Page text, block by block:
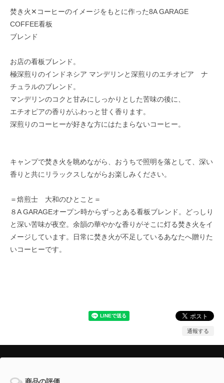
焚き火✕コーヒーのイメージをもとに作った8A GARAGE
COFFEE看板
ブレンド
お店の看板ブレンド。
極深煎りのインドネシア マンデリンと深煎りのエチオピア ナ
チュラルのブレンド。
マンデリンのコクと甘みにしっかりとした苦味の後に、
エチオピアの香りがふわっと甘く香ります。
深煎りのコーヒーが好きな方にはたまらないコーヒー。
キャンプで焚き火を眺めながら、おうちで照明を落として、深い
香りと共にリラックスしながらお楽しみください。
＝焙煎士 大和のひとこと＝
８A GARAGEオープン時からずっとある看板ブレンド。どっしり
と深い苦味が夜空。余韻の華やかな香りがそこに灯る焚き火をイ
メージしています。日常に焚き火が不足しているあなたへ贈りた
いコーヒーです。
通報する
商品の評価